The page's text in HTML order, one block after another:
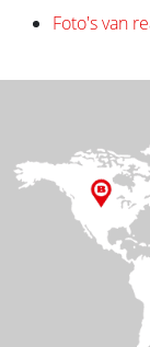
Foto's van